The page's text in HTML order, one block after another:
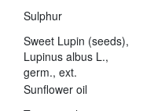
Sulphur
Sweet Lupin (seeds),
Lupinus albus L.,
germ., ext.
Sunflower oil